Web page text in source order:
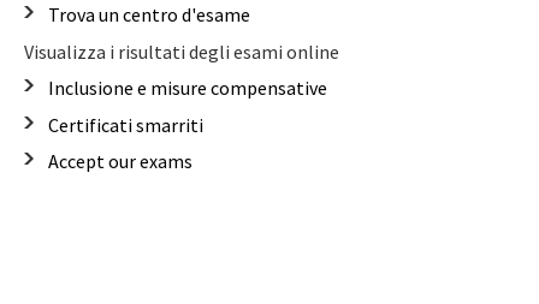
Trova un centro d'esame
Visualizza i risultati degli esami online
Inclusione e misure compensative
Certificati smarriti
Accept our exams